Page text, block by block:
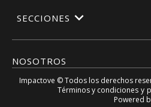
NOSOTROS
SECCIONES
Impactove © Todos los derechos
Términos y condiciones y
Powered